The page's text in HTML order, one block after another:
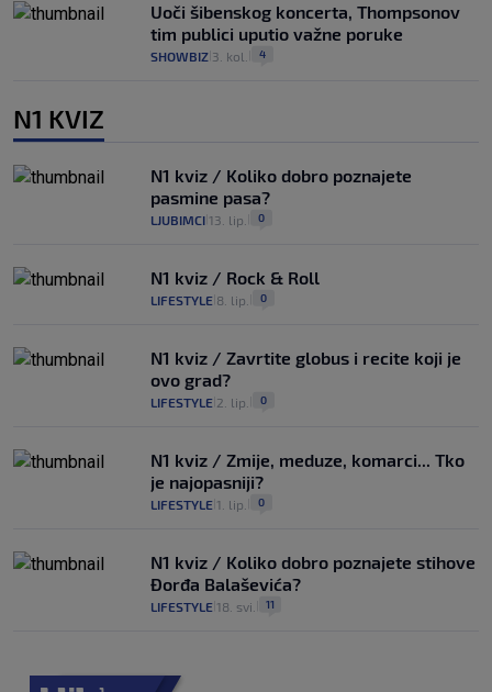
Uoči šibenskog koncerta, Thompsonov
tim publici uputio važne poruke
SHOWBIZ 3. kol. 4
N1 KVIZ
N1 kviz / Koliko dobro poznajete
pasmine pasa?
LJUBIMCI 13. lip. 0
N1 kviz / Rock & Roll
LIFESTYLE 8. lip. 0
N1 kviz / Zavrtite globus i recite koji je
ovo grad?
LIFESTYLE 2. lip. 0
N1 kviz / Zmije, meduze, komarci... Tko
je najopasniji?
LIFESTYLE 1. lip. 0
N1 kviz / Koliko dobro poznajete stihove
Đorđa Balaševića?
LIFESTYLE 18. svi. 11